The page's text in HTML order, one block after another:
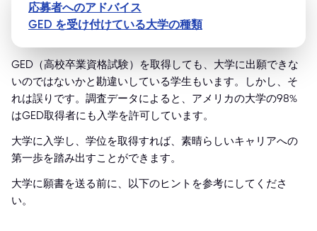
応募者へのアドバイス
GED を受け付けている大学の種類
GED（高校卒業資格試験）を取得しても、大学に出願できな
いのではないかと勘違いしている学生もいます。しかし、そ
れは誤りです。調査データによると、アメリカの大学の98%
はGED取得者にも入学を許可しています。
大学に入学し、学位を取得すれば、素晴らしいキャリアへの
第一歩を踏み出すことができます。
大学に願書を送る前に、以下のヒントを参考にしてくださ
い。